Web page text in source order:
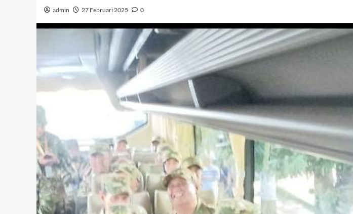
admin 27 Februari 2025 0